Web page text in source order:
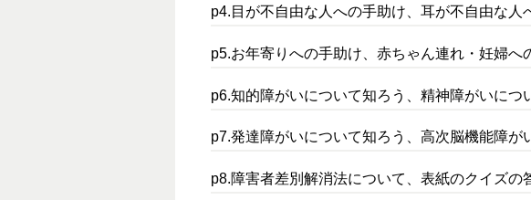
p4.目が不自由な人への手助け、耳が不自由な
p5.お年寄りへの手助け、赤ちゃん連れ・妊婦
p6.知的障がいについて知ろう、精神障がいにつ
p7.発達障がいについて知ろう、高次脳機能障が
p8.障害者差別解消法について、表紙のクイズ